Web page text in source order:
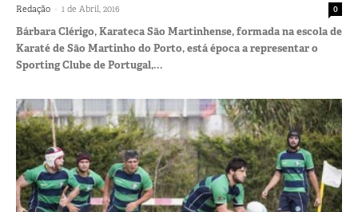
Redação - 1 de Abril, 2016 0
Bárbara Clérigo, Karateca São Martinhense, formada na escola de
Karaté de São Martinho do Porto, está época a representar o
Sporting Clube de Portugal,...